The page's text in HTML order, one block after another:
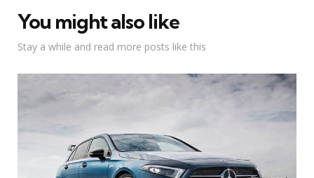
You might also like
Stay a while and read more posts like this